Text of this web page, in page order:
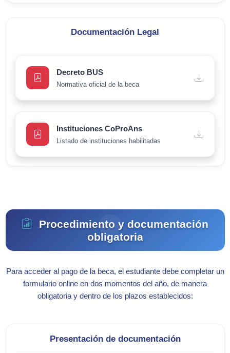
Documentación Legal
Decreto BUS
Normativa oficial de la beca
Instituciones CoProAns
Listado de instituciones habilitadas
Procedimiento y documentación
obligatoria
Para acceder al pago de la beca, el estudiante debe completar un
formulario online en dos momentos del año, de manera
obligatoria y dentro de los plazos establecidos:
Presentación de documentación